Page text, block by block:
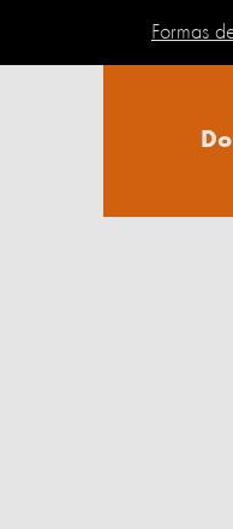
Formas